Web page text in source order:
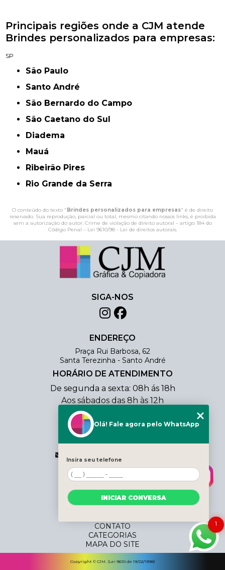
Principais regiões onde a CJM atende
Brindes personalizados para empresas:
SP
São Paulo
Santo André
São Bernardo do Campo
São Caetano do Sul
Diadema
Mauá
Ribeirão Pires
Rio Grande da Serra
O conteúdo do texto " Brindes personalizados para empresas" é de direito
reservado. Sua reprodução, parcial ou total, mesmo citando nossos links, é proibida
sem a autorização do autor. Crime de violação de direito autoral – artigo 184 do
Código Penal – Lei 9610/98 - Lei de direitos autorais.
SIGA-NOS
ENDEREÇO
Praça Rui Barbosa, 62
Santa Terezinha - Santo André
HORÁRIO DE ATENDIMENTO
De segunda a sexta: 08h ás 18h
Aos sábados das 8h às 12h
CONTATO
(11) 4438-0354
(11) 98803-3206
vendas@cjmcopiadora.com.br
MENU
HOME
QUEM SOMOS
SERVIÇOS
CONTATO
CATEGORIAS
MAPA DO SITE
Copyright © CJM. (Lei 9610 de 19/02/1998)
1
Olá! Fale agora pelo WhatsApp
Insira seu telefone
INICIAR CONVERSA